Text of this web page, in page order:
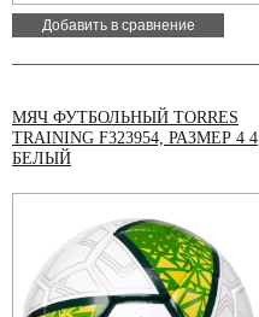
Добавить в сравнение
МЯЧ ФУТБОЛЬНЫЙ TORRES
TRAINING F323954, РАЗМЕР 4 4
БЕЛЫЙ